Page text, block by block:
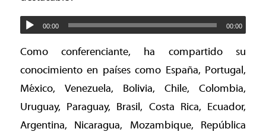
00:00 00:00
Como conferenciante, ha compartido su
conocimiento en países como España, Portugal,
México, Venezuela, Bolivia, Chile, Colombia,
Uruguay, Paraguay, Brasil, Costa Rica, Ecuador,
Argentina, Nicaragua, Mozambique, República